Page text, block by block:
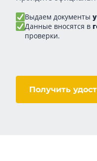
Выдаем документы
Данные вносятся в
проверки.
Получить